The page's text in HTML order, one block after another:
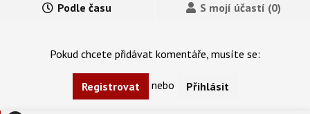
Podle času S mojí účastí (0)
Pokud chcete přidávat komentáře, musíte se:
Registrovat nebo Přihlásit